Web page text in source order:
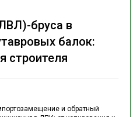
и обратный
бруса в
балок:
строителя